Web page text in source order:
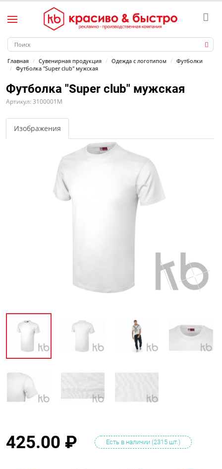
Главная Сувенирная продукция Одежда с логотипом
Футболки
Футболка "Super club" мужская
Футболка "Super club" мужская
Артикул: 3100001M
Изображения
425.00 ₽ Есть в наличии (2315 шт.)